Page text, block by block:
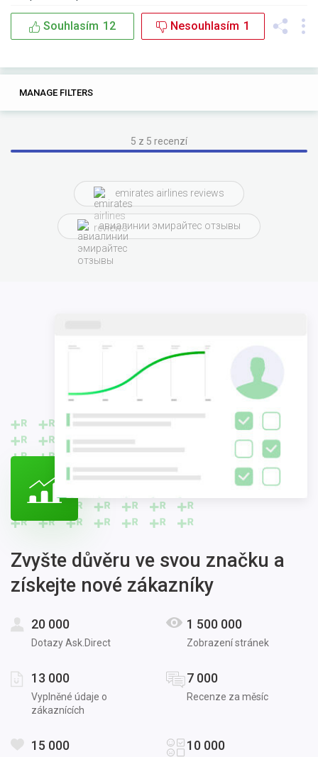
Souhlasím 12 Nesouhlasím 1
TAGS 20
entertainment system from with
with emirates airlines there were
inflight entertainment
MANAGE FILTERS
5 z 5 recenzí
emirates airlines reviews
авиалинии эмирайтес отзывы
Zvyšte důvěru ve svou značku a
získejte nové zákazníky
20 000
Dotazy Ask.Direct
1 500 000
Zobrazení stránek
13 000
Vyplněné údaje o
zákaznících
7 000
Recenze za měsíc
15 000 10 000